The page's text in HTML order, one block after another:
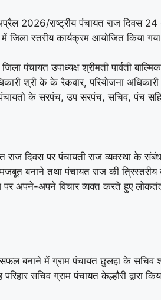
2026/राष्ट्रीय पंचायत राज दिवस
जिला स्तरीय कार्यक्रम आयोजित किया
पंचायत उपाध्यक्ष श्रीमती पार्वती
श्री के के रैकवार, परियोजना
पंचायतो के सरपंच, उप सरपंच, सचिव, पंच
राज दिवस पर पंचायती राज व्यवस्था के
बनाने तथा पंचायत राज की त्रिस्तरीय
पर अपने-अपने विचार व्यक्त करते हुए
बनाने में ग्राम पंचायत छुलहा के सचिव
सचिव ग्राम पंचायत केल्हौरी द्वारा